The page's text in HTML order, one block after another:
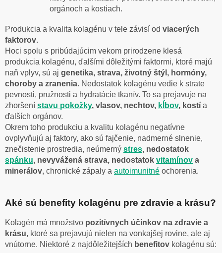
orgánoch a kostiach.
Produkcia a kvalita kolagénu v tele závisí od viacerých
faktorov.
Hoci spolu s pribúdajúcim vekom prirodzene klesá
produkcia kolagénu, ďalšími dôležitými faktormi, ktoré majú
naň vplyv, sú aj genetika, strava, životný štýl, hormóny,
choroby a zranenia. Nedostatok kolagénu vedie k strate
pevnosti, pružnosti a hydratácie tkanív. To sa prejavuje na
zhoršení stavu pokožky, vlasov, nechtov, kĺbov, kostí a
ďalších orgánov.
Okrem toho produkciu a kvalitu kolagénu negatívne
ovplyvňujú aj faktory, ako sú fajčenie, nadmerné slnenie,
znečistenie prostredia, neúmerný stres, nedostatok
spánku, nevyvážená strava, nedostatok vitamínov a
minerálov, chronické zápaly a autoimunitné ochorenia.
Aké sú benefity kolagénu pre zdravie a krásu?
Kolagén má množstvo pozitívnych účinkov na zdravie a
krásu, ktoré sa prejavujú nielen na vonkajšej rovine, ale aj
vnútorne. Niektoré z najdôležitejších benefitov kolagénu sú: